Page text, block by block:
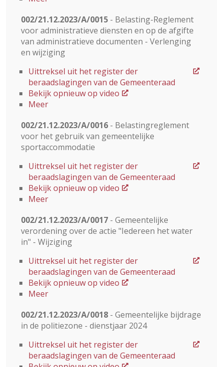
002/21.12.2023/A/0015 - Belasting-Reglement
voor administratieve diensten en op de afgifte
van administratieve documenten - Verlenging
en wijziging
Uittreksel uit het register der
beraadslagingen van de Gemeenteraad
Bekijk opnieuw op video
Meer
002/21.12.2023/A/0016 - Belastingreglement
voor het gebruik van gemeentelijke
sportaccommodatie
Uittreksel uit het register der
beraadslagingen van de Gemeenteraad
Bekijk opnieuw op video
Meer
002/21.12.2023/A/0017 - Gemeentelijke
verordening over de actie "Iedereen het water
in" - Wijziging
Uittreksel uit het register der
beraadslagingen van de Gemeenteraad
Bekijk opnieuw op video
Meer
002/21.12.2023/A/0018 - Gemeentelijke bijdrage
in de politiezone - dienstjaar 2024
Uittreksel uit het register der
beraadslagingen van de Gemeenteraad